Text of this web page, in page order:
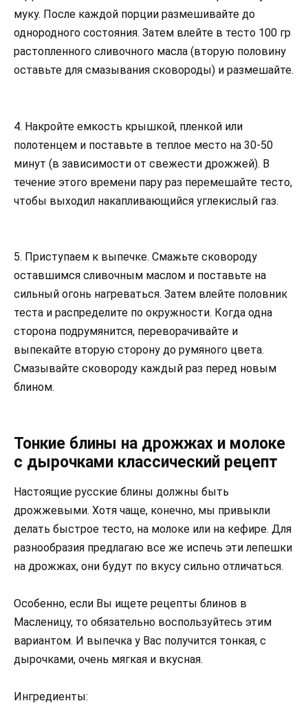
муку. После каждой порции размешивайте до
однородного состояния. Затем влейте в тесто 100 гр
растопленного сливочного масла (вторую половину
оставьте для смазывания сковороды) и размешайте.
4. Накройте емкость крышкой, пленкой или
полотенцем и поставьте в теплое место на 30-50
минут (в зависимости от свежести дрожжей). В
течение этого времени пару раз перемешайте тесто,
чтобы выходил накапливающийся углекислый газ.
5. Приступаем к выпечке. Смажьте сковороду
оставшимся сливочным маслом и поставьте на
сильный огонь нагреваться. Затем влейте половник
теста и распределите по окружности. Когда одна
сторона подрумянится, переворачивайте и
выпекайте вторую сторону до румяного цвета.
Смазывайте сковороду каждый раз перед новым
блином.
Тонкие блины на дрожжах и молоке
с дырочками классический рецепт
Настоящие русские блины должны быть
дрожжевыми. Хотя чаще, конечно, мы привыкли
делать быстрое тесто, на молоке или на кефире. Для
разнообразия предлагаю все же испечь эти лепешки
на дрожжах, они будут по вкусу сильно отличаться.
Особенно, если Вы ищете рецепты блинов в
Масленицу, то обязательно воспользуйтесь этим
вариантом. И выпечка у Вас получится тонкая, с
дырочками, очень мягкая и вкусная.
Ингредиенты: